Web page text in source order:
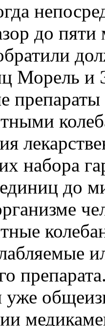
до
Морель и
набора
до